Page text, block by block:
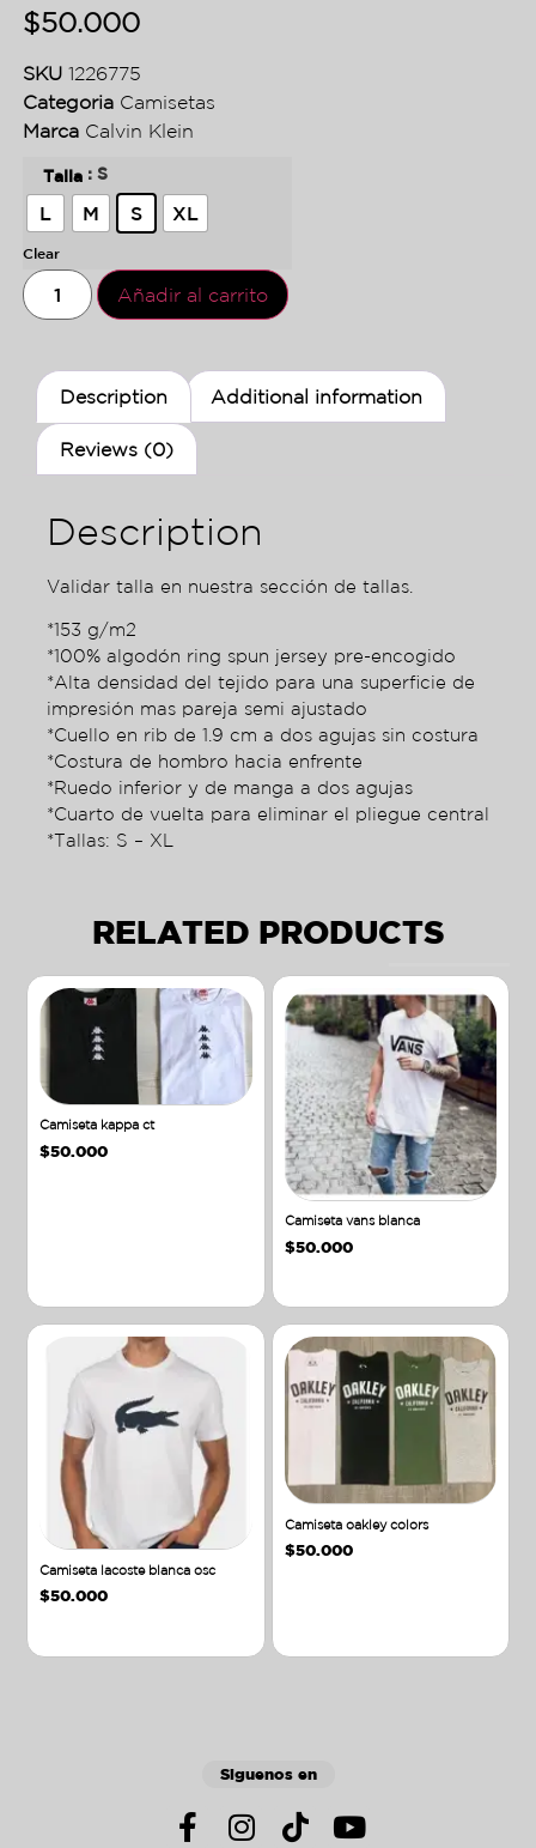
$50.000
SKU 1226775
Categoria Camisetas
Marca Calvin Klein
Talla : S
L M S XL
Clear
Añadir al carrito
Description Additional information
Reviews (0)
Description
Validar talla en nuestra sección de tallas.
*153 g/m2
*100% algodón ring spun jersey pre-encogido
*Alta densidad del tejido para una superficie de
impresión mas pareja semi ajustado
*Cuello en rib de 1.9 cm a dos agujas sin costura
*Costura de hombro hacia enfrente
*Ruedo inferior y de manga a dos agujas
*Cuarto de vuelta para eliminar el pliegue central
*Tallas: S – XL
RELATED PRODUCTS
Camiseta kappa ct
$50.000
Camiseta vans blanca
$50.000
Camiseta lacoste blanca osc
$50.000
Camiseta oakley colors
$50.000
Siguenos en